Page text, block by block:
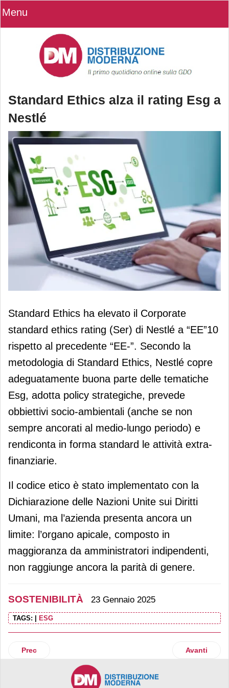
Menu
Standard Ethics alza il rating Esg a
Nestlé
Standard Ethics alza il rating Esg a
Standard Ethics ha elevato il Corporate
standard ethics rating (Ser) di Nestlé a “EE”10
rispetto al precedente “EE-”. Secondo la
metodologia di Standard Ethics, Nestlé copre
adeguatamente buona parte delle tematiche
Esg, adotta policy strategiche, prevede
obbiettivi socio-ambientali (anche se non
sempre ancorati al medio-lungo periodo) e
rendiconta in forma standard le attività extra-
finanziarie.
Il codice etico è stato implementato con la
Dichiarazione delle Nazioni Unite sui Diritti
Umani, ma l’azienda presenta ancora un
limite: l’organo apicale, composto in
maggioranza da amministratori indipendenti,
non raggiunge ancora la parità di genere.
SOSTENIBILITÀ 23 Gennaio 2025
TAGS: ESG
Articolo precedente: Lidl rafforza l’impegno per
Prec Articolo
Avanti